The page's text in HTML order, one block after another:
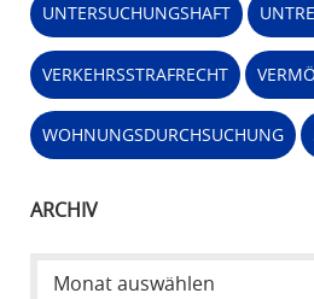
UNTERSUCHUNGSHAFT
VERKEHRSSTRAFRECHT
WOHNUNGSDURCHSUCHUNG
ARCHIV